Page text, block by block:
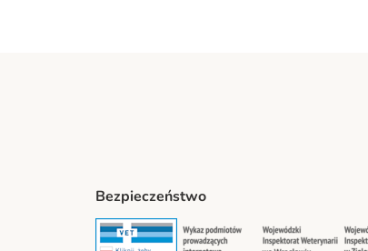
Method
Bezpieczeństwo
Security Security